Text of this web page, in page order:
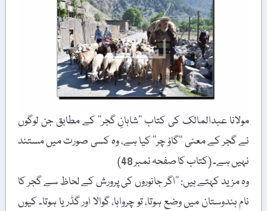
مولانا عبدالمالک کی کتاب ’’شاہانِ گجر‘‘ کے مطابق جن لوگوں
نے گجر کے معنی ’’گاؤ چر‘‘ کیا ہے، وہ کسی صورت میں مستند
نہیں ہے۔ (کتاب کا صفحہ نمبر 48)
وہ مزید کہتے ہیں: ’’اگر جانوروں کی پرورش کے لحاظ سے گجر کا
نام ہندوستان میں وضع ہوتا، تو چرواہا، گوالا اور گڈریا ہوتا۔ کیوں